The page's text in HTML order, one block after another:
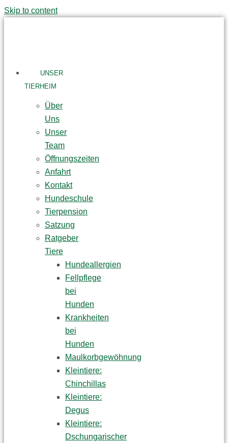
Skip to content
UNSER
TIERHEIM
Über
Uns
Unser
Team
Öffnungszeiten
Anfahrt
Kontakt
Hundeschule
Tierpension
Satzung
Ratgeber
Tiere
Hundeallergien
Fellpflege
bei
Hunden
Krankheiten
bei
Hunden
Maulkorbgewöhnung
Kleintiere:
Chinchillas
Kleintiere:
Degus
Kleintiere:
Dschungarischer